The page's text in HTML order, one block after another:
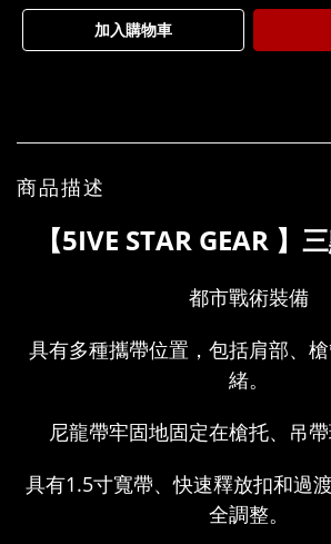
加入購物車
商品描述
【5IVE STAR GEAR 】
都市戰術裝備
具有多種攜帶位置，包括肩部、
緒。
尼龍帶牢固地固定在槍托、吊帶
具有1.5寸寬帶、快速釋放扣和過
全調整。